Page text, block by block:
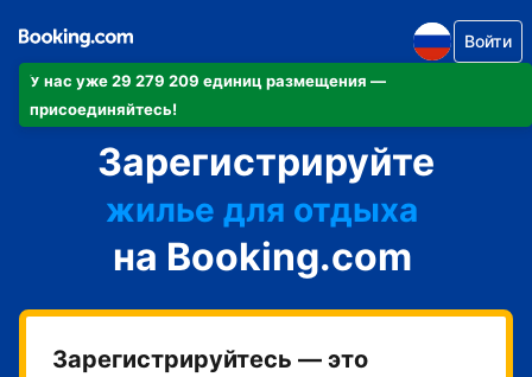
У нас уже 29 279 209 единиц размещения —
присоединяйтесь!
Войти
Зарегистрируйте
апартаменты/квартиру
жилье для отдыха
гостевой дом
мини-отель
на Booking.com
Зарегистрируйтесь — это